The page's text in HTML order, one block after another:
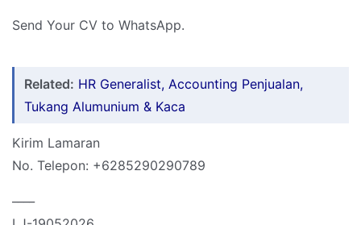
Send Your CV to WhatsApp.
Related: HR Generalist, Accounting Penjualan,
Tukang Alumunium & Kaca
Kirim Lamaran
No. Telepon: +6285290290789